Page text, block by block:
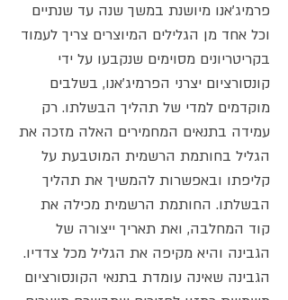
פרמיג'אנו מיושנת במשך שנה עד שנתיים
וכל אחד מן הגלילים המיוצרים צריך לעמוד
בקריטריונים מסוימים שנקבעו על ידי
קונסורציום יצרני הפרמיג'אנו, בשלבים
מוקדמים למדי של תהליך הבשלתו. רק
עמידה בתנאים המחמירים האלה מזכה את
הגליל בחותמת הרשמית המוטבעת על
קליפתו ובאפשרות להמשיך את תהליך
הבשלתו. החותמת הרשמית מכילה את
קוד המחלבה, ואת תאריך ייצורה של
הגבינה והיא מקיפה את הגליל מכל צדדיו.
הגבינה שאינה עומדת בתנאי הקונסורציום